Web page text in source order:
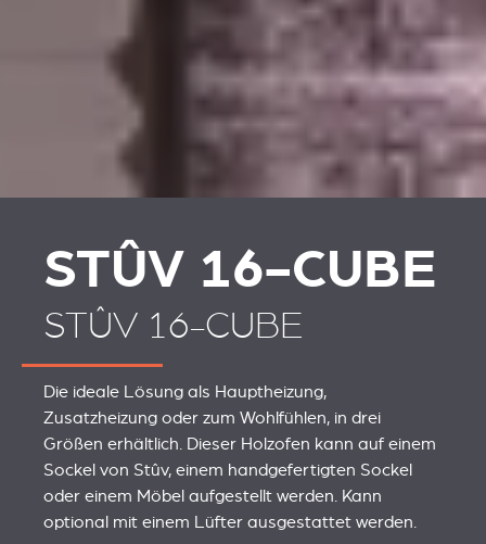
STÛV 16-CUBE
STÛV 16-CUBE
Die ideale Lösung als Hauptheizung,
Zusatzheizung oder zum Wohlfühlen, in drei
Größen erhältlich. Dieser Holzofen kann auf einem
Sockel von Stûv, einem handgefertigten Sockel
oder einem Möbel aufgestellt werden. Kann
optional mit einem Lüfter ausgestattet werden.